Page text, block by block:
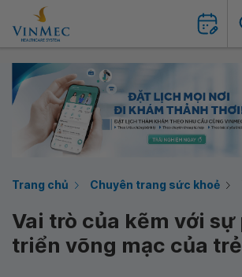
Trang chủ Chuyên trang sức khoẻ
Vai trò của kẽm với sự
triển võng mạc của trẻ